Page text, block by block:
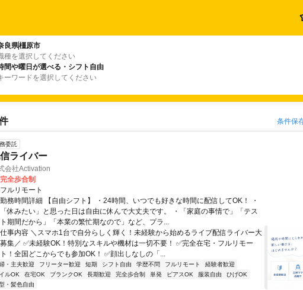
良県橿原市
種を選択してください
間や曜日が選べる・シフト自由
ーワードを選択してください
条件保
委託
ライバー
会社Activation
完全歩合制
フルリモート
勤務時間詳細 【自由シフト】 ・24時間、いつでも好きな時間に配信してOK！ ・
「休みたい」と思った日は自由に休んで大丈夫です。 ・「家庭の事情で」「テス
ト期間だから」「本業の繁忙期なので」など、プラ...
仕事内容 ＼スマホ1台で自分らしく輝く！未経験から始めるライブ配信ライバー大
募集／ ✅未経験OK！特別なスキルや機材は一切不要！ ✅完全在宅・フルリモー
ト！全国どこからでも参加OK！ ✅顔出しなしの「...
・主夫歓迎 フリーター歓迎 短期 シフト自由 学歴不問 フルリモート
経験者歓迎
ルOK
在宅OK ブランクOK 長期歓迎 完全歩合制 単発 ピアスOK 服装自由
ひげOK
・髪色自由